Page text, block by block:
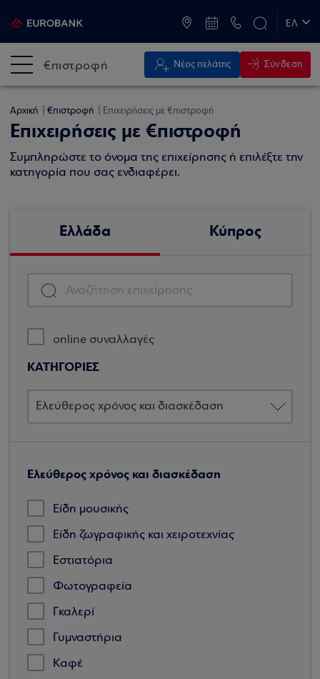
ΕΛ
€πιστροφή Νέος πελάτης Σύνδεση
Αρχική €πιστροφή Επιχειρήσεις με €πιστροφή
Επιχειρήσεις με €πιστροφή
Συμπληρώστε το όνομα της επιχείρησης ή επιλέξτε την
κατηγορία που σας ενδιαφέρει.
Ελλάδα Κύπρος
ΚΑΤΗΓΟΡΙΕΣ
online συναλλαγές
Ελεύθερος χρόνος και διασκέδαση
Είδη μουσικής
Είδη ζωγραφικής και χειροτεχνίας
Εστιατόρια
Φωτογραφεία
Γκαλερί
Γυμναστήρια
Καφέ